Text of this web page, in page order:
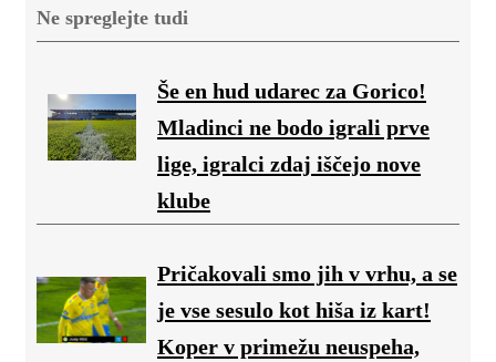
Ne spreglejte tudi
Še en hud udarec za Gorico!
Mladinci ne bodo igrali prve
lige, igralci zdaj iščejo nove
klube
Pričakovali smo jih v vrhu, a se
je vse sesulo kot hiša iz kart!
Koper v primežu neuspeha,